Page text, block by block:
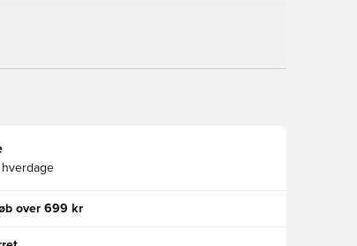
over 699 kr